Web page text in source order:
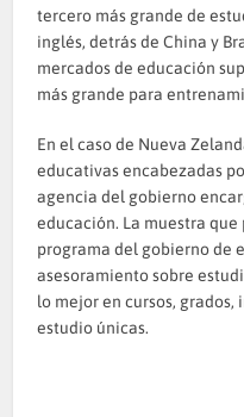
tercero más grande de
inglés, detrás de China y
mercados de educación
más grande para
En el caso de Nueva
educativas encabezadas
agencia del gobierno
educación. La muestra
programa del gobierno de
asesoramiento sobre
lo mejor en cursos,
estudio únicas.